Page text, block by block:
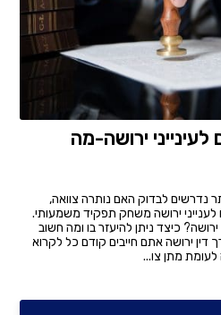
לעינייני ירושה-מה
נדרשים לבדוק האם נותרה צוואה,
ירושה משחק תפקיד משמעותי.
כיצד ניתן להיעזר בו ומה חשוב
ירושה אתם חייבים קודם כל לקרוא
מתן צו...